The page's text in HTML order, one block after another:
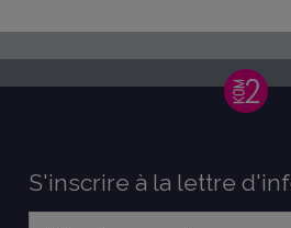
S'inscrire à la lettre